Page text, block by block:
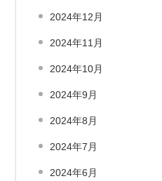
2024年12月
2024年11月
2024年10月
2024年9月
2024年8月
2024年7月
2024年6月